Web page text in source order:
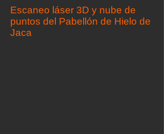
Escaneo láser 3D y nube de
puntos del Pabellón de Hielo de
Jaca